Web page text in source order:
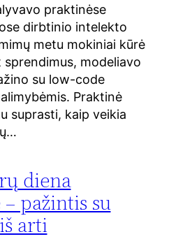
praktinėse
dirbtinio intelekto
metu mokiniai kūrė
modeliavo
su low-code
Praktinė
suprasti, kaip veikia
diena
pažintis su
arti